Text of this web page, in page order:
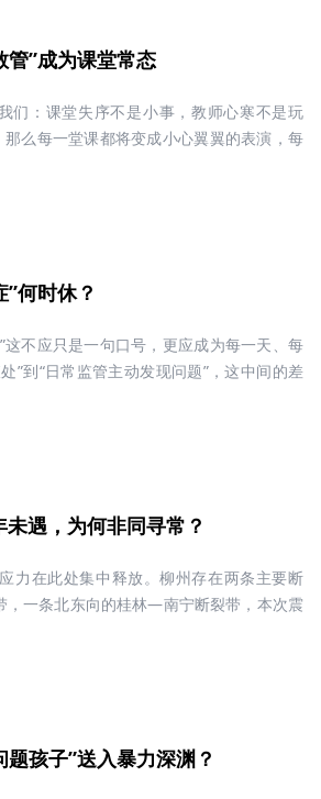
管”成为课堂常态
们：课堂失序不是小事，教师心寒不是玩
么每一堂课都将变成小心翼翼的表演，每
何时休？
不应只是一句口号，更应成为每一天、每
”到“日常监管主动发现问题”，这中间的差
遇，为何非同寻常？
力在此处集中释放。柳州存在两条主要断
一条北东向的桂林—南宁断裂带，本次震
孩子”送入暴力深渊？